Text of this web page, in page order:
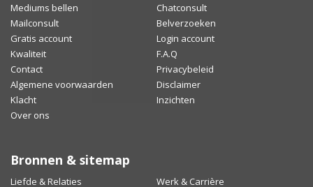
Mediums bellen
Chatconsult
Mailconsult
Belverzoeken
Gratis account
Login account
Kwaliteit
F.A.Q
Contact
Privacybeleid
Algemene voorwaarden
Disclaimer
Klacht
Inzichten
Over ons
Bronnen & sitemap
Liefde & Relaties Werk & Carrière